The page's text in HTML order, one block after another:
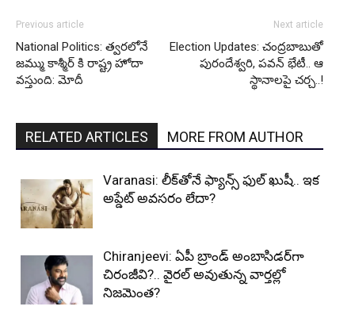
Previous article
National Politics: త్వరలోనే
జమ్ము కాశ్మీర్ కి రాష్ట్ర హోదా
వస్తుంది: మోదీ
Next article
Election Updates: చంద్రబాబుతో
పురందేశ్వరి, పవన్ భేటీ.. ఆ
స్థానాలపై చర్చ..!
RELATED ARTICLES MORE FROM AUTHOR
Varanasi: లీక్‌తోనే ఫ్యాన్స్ ఫుల్ ఖుషీ.. ఇక
అప్డేట్ అవసరం లేదా?
Chiranjeevi: ఏపీ బ్రాండ్ అంబాసిడర్‌గా
చిరంజీవి?.. వైరల్ అవుతున్న వార్తల్లో
నిజమెంత?